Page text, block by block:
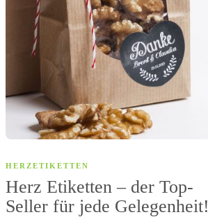
HERZETIKETTEN
Herz Etiketten – der Top-
Seller für jede Gelegenheit!